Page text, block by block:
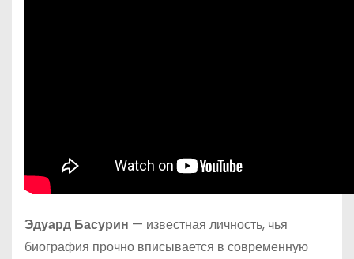
Эдуард Басурин — известная личность, чья
биография прочно вписывается в современную